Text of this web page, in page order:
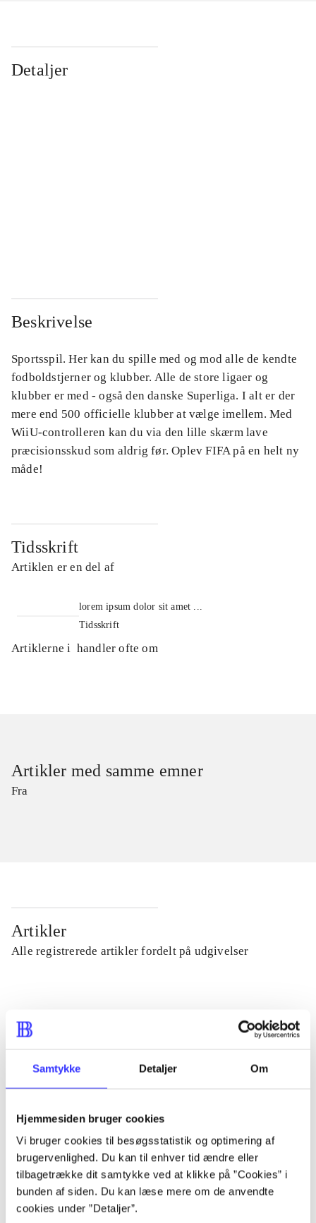
Samtykke Detaljer Om
Hjemmesiden bruger cookies
Vi bruger cookies til besøgsstatistik og optimering af
brugervenlighed. Du kan til enhver tid ændre eller
tilbagetrække dit samtykke ved at klikke på ”Cookies” i
bunden af siden. Du kan læse mere om de anvendte
cookies under ”Detaljer”.
Detaljer
Beskrivelse
Sportsspil. Her kan du spille med og mod alle de kendte
fodboldstjerner og klubber. Alle de store ligaer og
klubber er med - også den danske Superliga. I alt er der
mere end 500 officielle klubber at vælge imellem. Med
WiiU-controlleren kan du via den lille skærm lave
præcisionsskud som aldrig før. Oplev FIFA på en helt ny
måde!
Tidsskrift
Artiklen er en del af
lorem ipsum dolor sit amet ...
Tidsskrift
Artiklerne i handler ofte om
Artikler med samme emner
Fra
Artikler
Alle registrerede artikler fordelt på udgivelser
...
...